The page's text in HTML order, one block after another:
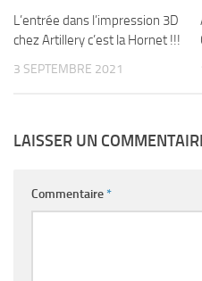
L’entrée dans l’impression 3D
chez Artillery c’est la Hornet !!!
3 SEPTEMBRE 2021
LAISSER UN
Commentaire*